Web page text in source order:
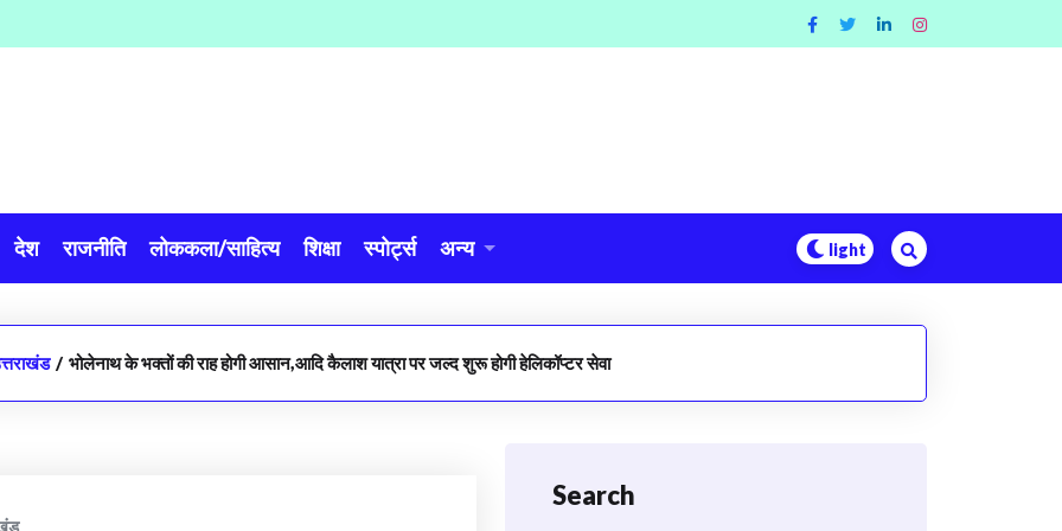
देश राजनीति लोककला/साहित्य शिक्षा स्पोर्ट्स अन्य
/ भोलेनाथ के भक्तों की राह होगी आसान,आदि कैलाश यात्रा पर जल्द शुरू होगी हेलिकॉप्टर सेवा
Search